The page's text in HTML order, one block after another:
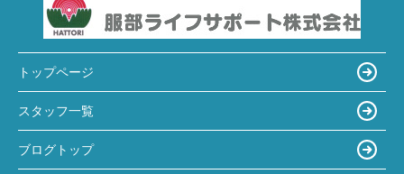
トップページ
スタッフ一覧
ブログトップ